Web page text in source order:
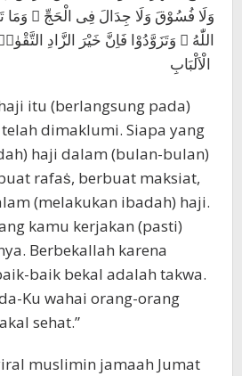
وَلَا فُسُوْقَ وَلَا جِدَالَ فِى الْحَجِّ ۗ وَمَا
اللّٰهُ ۗ وَتَزَوَّدُوْا فَاِنَّ خَيْرَ الزَّادِ
itu (berlangsung pada)
dimaklumi. Siapa yang
haji dalam (bulan-bulan)
rafaṡ, berbuat maksiat,
(melakukan ibadah) haji.
kamu kerjakan (pasti)
Berbekallah karena
baik bekal adalah takwa.
Ku wahai orang-orang
sehat.”
muslimin jamaah Jumat